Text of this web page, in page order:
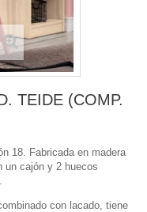
TEIDE (COMP.
18. Fabricada en madera
un cajón y 2 huecos
con lacado, tiene